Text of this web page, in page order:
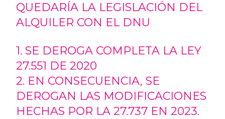
QUEDARÍA LA LEGISLACIÓN DEL
ALQUILER CON EL DNU
1. SE DEROGA COMPLETA LA LEY
27.551 DE 2020
2. EN CONSECUENCIA, SE
DEROGAN LAS MODIFICACIONES
HECHAS POR LA 27.737 EN 2023.